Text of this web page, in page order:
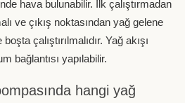
hava bulunabilir. İlk çalıştırmadan
ve çıkış noktasından yağ gelene
çalıştırılmalıdır. Yağ akışı
bağlantısı yapılabilir.
hangi yağ